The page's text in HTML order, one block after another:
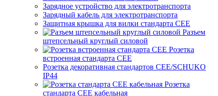
Зарядное устройство для электротранспорта
Зарядный кабель для электротранспорта
Защитная крышка для вилки стандарта CEE
Разъем
штепсельный круглый силовой
Розетка
встроенная стандарта CEE
Розетка декоративная стандартов CEE/SCHUKO
IP44
Розетка
стандарта СЕЕ кабельная